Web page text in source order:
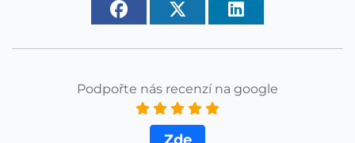
Podpořte nás recenzí na google